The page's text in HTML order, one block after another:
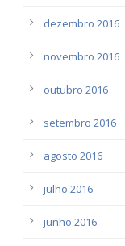
dezembro 2016
novembro 2016
outubro 2016
setembro 2016
agosto 2016
julho 2016
junho 2016